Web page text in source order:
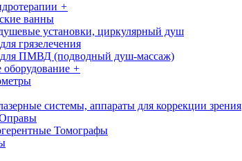
+
ванны
установки, циркулярный душ
грязелечения
для ПМВД (подводный душ-массаж)
оборудование +
системы, аппараты для коррекции зрения
Томографы